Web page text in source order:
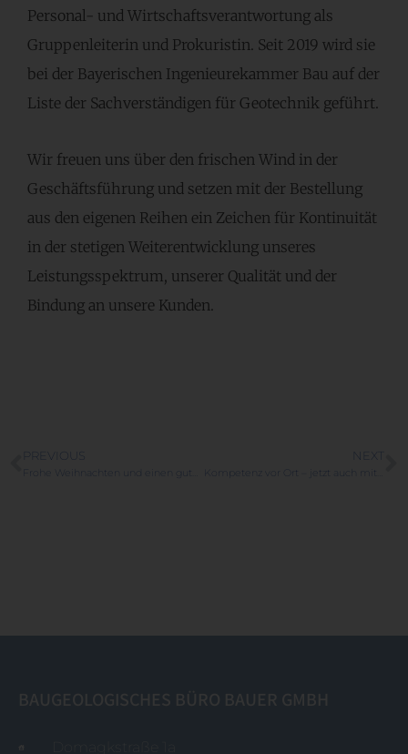
Personal- und Wirtschaftsverantwortung als
Gruppenleiterin und Prokuristin. Seit 2019 wird sie
bei der Bayerischen Ingenieurekammer Bau auf der
Liste der Sachverständigen für Geotechnik geführt.
Wir freuen uns über den frischen Wind in der
Geschäftsführung und setzen mit der Bestellung
aus den eigenen Reihen ein Zeichen für Kontinuität
in der stetigen Weiterentwicklung unseres
Leistungsspektrum, unserer Qualität und der
Bindung an unsere Kunden.
PREVIOUS NEXT